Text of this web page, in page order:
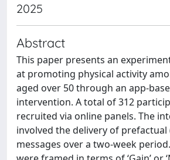
2025
Abstract
This paper presents an
at promoting physical activity
aged over 50 through an app-
intervention. A total of 312
recruited via online panels. The
involved the delivery of
messages over a two-week